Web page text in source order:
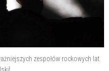
zespołów rockowych lat